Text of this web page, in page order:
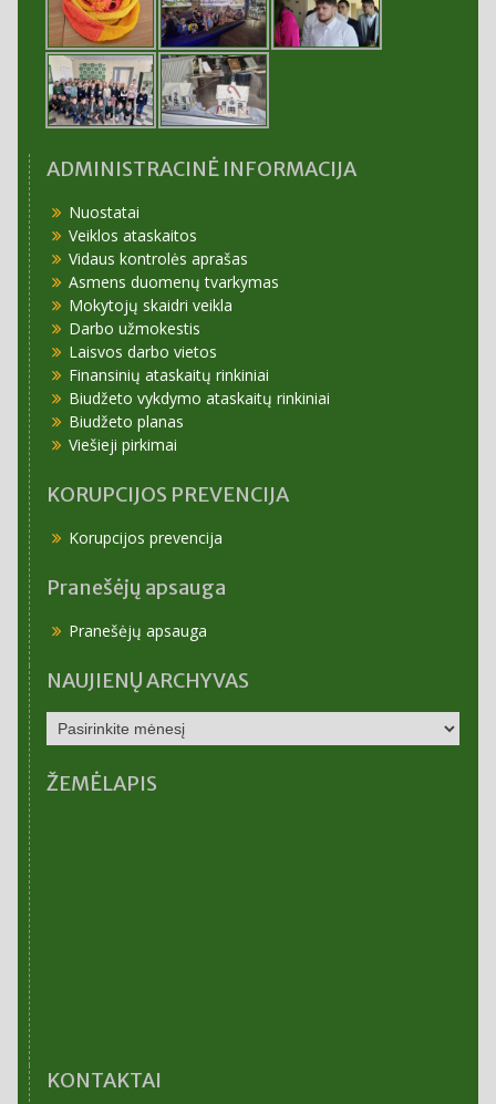
ADMINISTRACINĖ INFORMACIJA
Nuostatai
Veiklos ataskaitos
Vidaus kontrolės aprašas
Asmens duomenų tvarkymas
Mokytojų skaidri veikla
Darbo užmokestis
Laisvos darbo vietos
Finansinių ataskaitų rinkiniai
Biudžeto vykdymo ataskaitų rinkiniai
Biudžeto planas
Viešieji pirkimai
KORUPCIJOS PREVENCIJA
Korupcijos prevencija
Pranešėjų apsauga
Pranešėjų apsauga
NAUJIENŲ ARCHYVAS
NAUJIENŲ
ARCHYVAS
ŽEMĖLAPIS
KONTAKTAI